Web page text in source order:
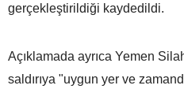
gerçekleştirildiği kaydedildi.
Açıklamada ayrıca Yemen
saldırıya "uygun yer ve